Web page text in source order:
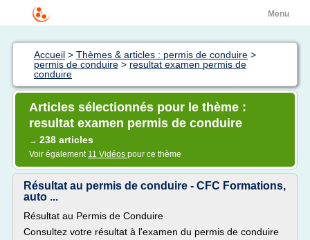
Menu
Accueil > Thèmes & articles : permis de conduire >
permis de conduire > resultat examen permis de
conduire
Articles sélectionnés pour le thème :
resultat examen permis de conduire
→ 238 articles
Voir également 11 Vidéos pour ce thème
Résultat au permis de conduire - CFC Formations,
auto ...
Résultat au Permis de Conduire
Consultez votre résultat à l'examen du permis de conduire